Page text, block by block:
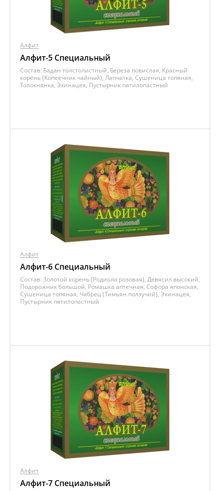
Алфит
Алфит-5 Специальный
Состав: Бадан толстолистный, Береза повислая, Красный
корень (Копеечник чайный), Лапчатка, Сушеница топяная,
Толокнянка, Эхинацея, Пустырник пятилопастный
Алфит
Алфит-6 Специальный
Состав: Золотой корень (Родиола розовая), Девясил высокий,
Подорожник большой, Ромашка аптечная, Софора японская,
Сушеница топяная, Чабрец (Тимьян ползучий), Эхинацея,
Пустырник пятилопастный
Алфит
Алфит-7 Специальный